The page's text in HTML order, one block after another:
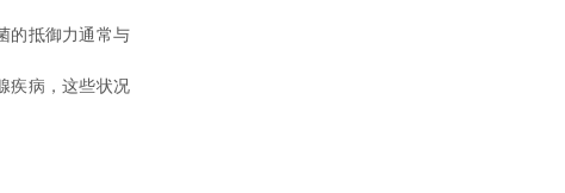
的抵御力通常与
疾病，这些状况